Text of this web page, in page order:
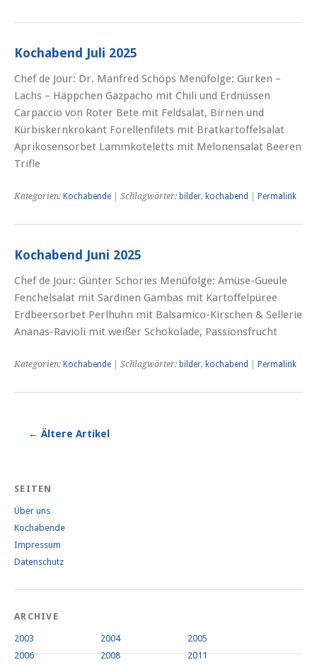
Kochabend Juli 2025
Chef de Jour: Dr. Manfred Schöps Menüfolge: Gurken –
Lachs – Häppchen Gazpacho mit Chili und Erdnüssen
Carpaccio von Roter Bete mit Feldsalat, Birnen und
Kürbiskernkrokant Forellenfilets mit Bratkartoffelsalat
Aprikosensorbet Lammkoteletts mit Melonensalat Beeren
Trifle
Kategorien: Kochabende | Schlagwörter: bilder, kochabend Permalink
Kochabend Juni 2025
Chef de Jour: Günter Schories Menüfolge: Amüse-Gueule
Fenchelsalat mit Sardinen Gambas mit Kartoffelpüree
Erdbeersorbet Perlhuhn mit Balsamico-Kirschen & Sellerie
Ananas-Ravioli mit weißer Schokolade, Passionsfrucht
Kategorien: Kochabende | Schlagwörter: bilder, kochabend Permalink
← Ältere Artikel
SEITEN
Über uns
Kochabende
Impressum
Datenschutz
ARCHIVE
2003 2004
2005
2006
2008
2011